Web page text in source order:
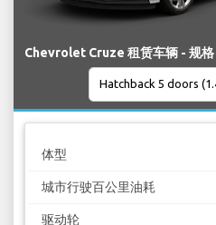
Chevrolet Cruze 租赁车辆 - 规格
体型
城市行驶百公里油耗
驱动轮